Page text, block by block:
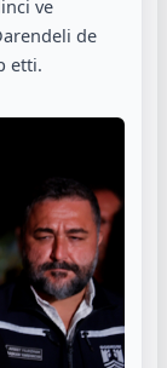
ve
de
etti.